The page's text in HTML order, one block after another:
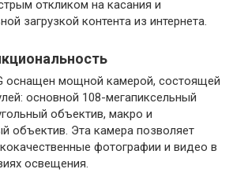
откликом на касания и
загрузкой контента из интернета.
оснащен мощной камерой, состоящей
основной 108-мегапиксельный
объектив, макро и
объектив. Эта камера позволяет
фотографии и видео в
освещения.